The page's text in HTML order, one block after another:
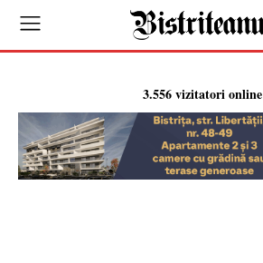
3.556 vizitatori online